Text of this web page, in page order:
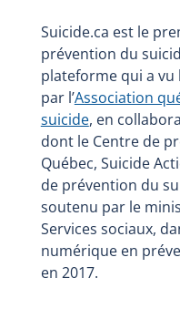
Suicide.ca est le
prévention du
plateforme qui a vu
par l’Association
suicide, en
dont le Centre de
Québec, Suicide
de prévention du
soutenu par le
Services sociaux,
numérique en
en 2017.